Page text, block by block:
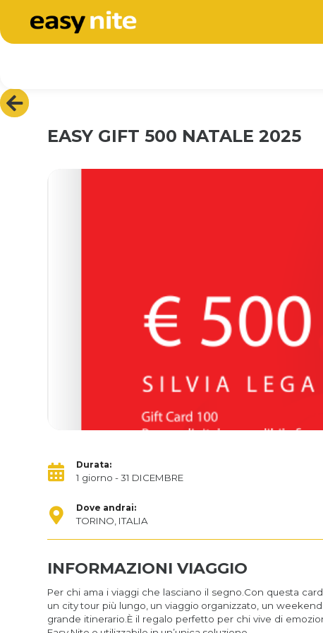
EASY GIFT 500 NATALE 2025
Durata:
1 giorno - 31 DICEMBRE
Dove andrai:
TORINO, ITALIA
INFORMAZIONI VIAGGIO
Per chi ama i viaggi che lasciano il segno.Con questa
un city tour più lungo, un viaggio organizzato, un
grande itinerario.È il regalo perfetto per chi vive di